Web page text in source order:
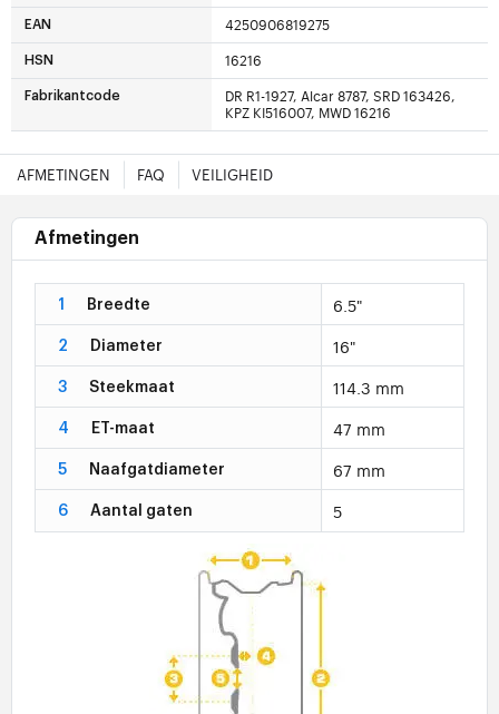
EAN 4250906819275
HSN 16216
Fabrikantcode
DR R1-1927, Alcar 8787, SRD 163426,
KPZ KI516007, MWD 16216
AFMETINGEN FAQ VEILIGHEID
Afmetingen
1 Breedte 6.5"
2 Diameter 16"
3 Steekmaat 114.3 mm
4 ET-maat 47 mm
5 Naafgatdiameter 67 mm
6 Aantal gaten 5